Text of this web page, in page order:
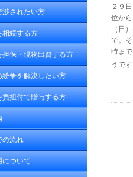
２９
位か
（日
で。
時ま
うで
渉されたい方
相続する方
担保・現物出資する方
紛争を解決したい方
負担付で贈与する方
の流れ
について